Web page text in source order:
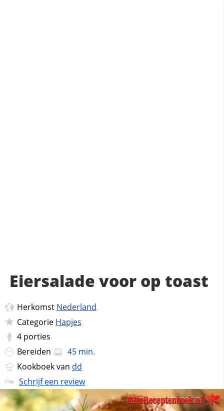
Eiersalade voor op toast
Herkomst Nederland
Categorie Hapjes
4 porties
Bereiden
45 min.
Kookboek van dd
Schrijf een review